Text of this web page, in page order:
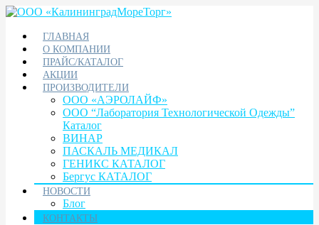
ГЛАВНАЯ
О КОМПАНИИ
ПРАЙС/КАТАЛОГ
АКЦИИ
ПРОИЗВОДИТЕЛИ
ООО «АЭРОЛАЙФ»
ООО “Лаборатория Технологической Одежды”
Каталог
ВИНАР
ПАСКАЛЬ МЕДИКАЛ
ГЕНИКС КАТАЛОГ
Бергус КАТАЛОГ
НОВОСТИ
Блог
КОНТАКТЫ